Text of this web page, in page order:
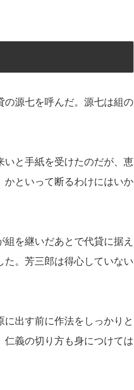
源七を呼んだ。源七は組の
いと手紙を受けたのだが、恵
かといって断るわけにはいか
を継いだあとで代貸に据え
。芳三郎は得心していない
出す前に作法をしっかりと
義の切り方も身につけては